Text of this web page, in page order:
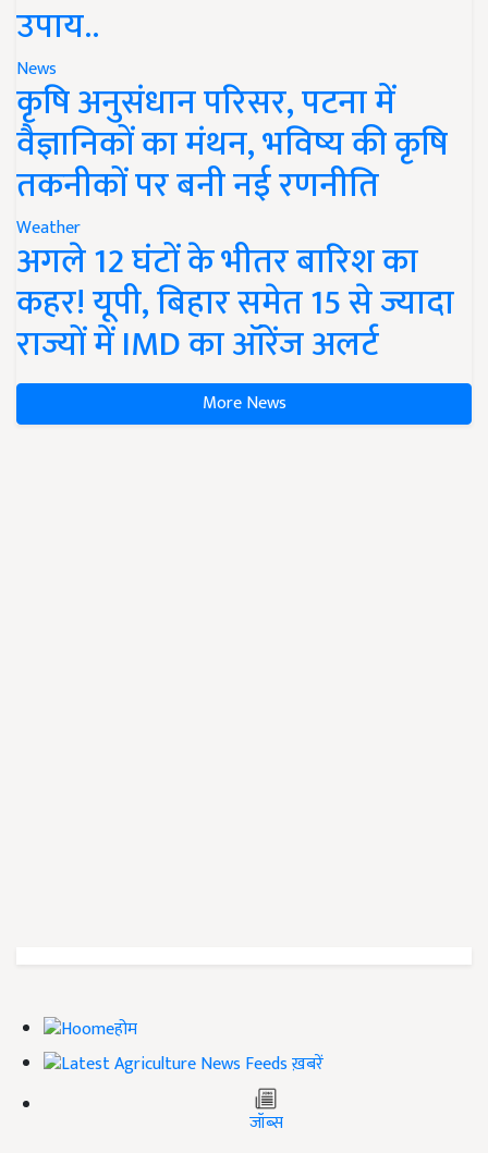
उपाय..
News
कृषि अनुसंधान परिसर, पटना में
वैज्ञानिकों का मंथन, भविष्य की कृषि
तकनीकों पर बनी नई रणनीति
Weather
अगले 12 घंटों के भीतर बारिश का
कहर! यूपी, बिहार समेत 15 से ज्यादा
राज्यों में IMD का ऑरेंज अलर्ट
More News
होम
ख़बरें
जॉब्स